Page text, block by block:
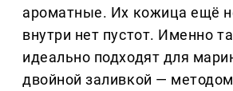
ароматные. Их кожица ещё
внутри нет пустот. Именно
идеально подходят для
двойной заливкой —